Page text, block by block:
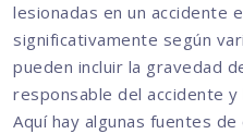
lesionadas en un accidente
significativamente según
pueden incluir la gravedad
responsable del accidente
Aquí hay algunas fuentes